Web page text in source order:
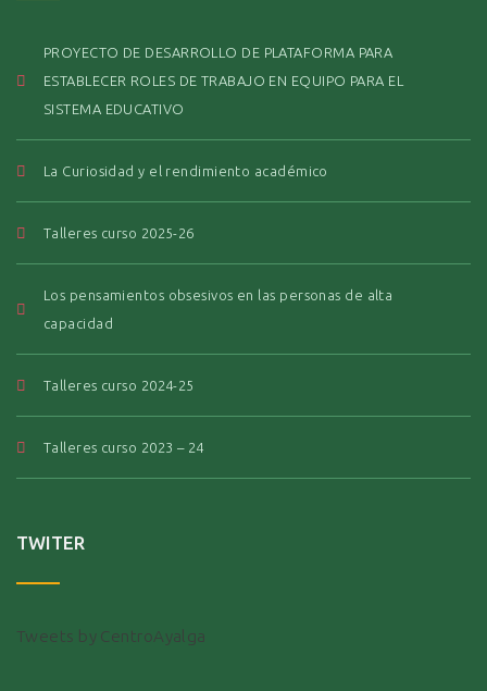
PROYECTO DE DESARROLLO DE PLATAFORMA PARA
ESTABLECER ROLES DE TRABAJO EN EQUIPO PARA EL
SISTEMA EDUCATIVO
La Curiosidad y el rendimiento académico
Talleres curso 2025-26
Los pensamientos obsesivos en las personas de alta
capacidad
Talleres curso 2024-25
Talleres curso 2023 – 24
TWITER
Tweets by CentroAyalga